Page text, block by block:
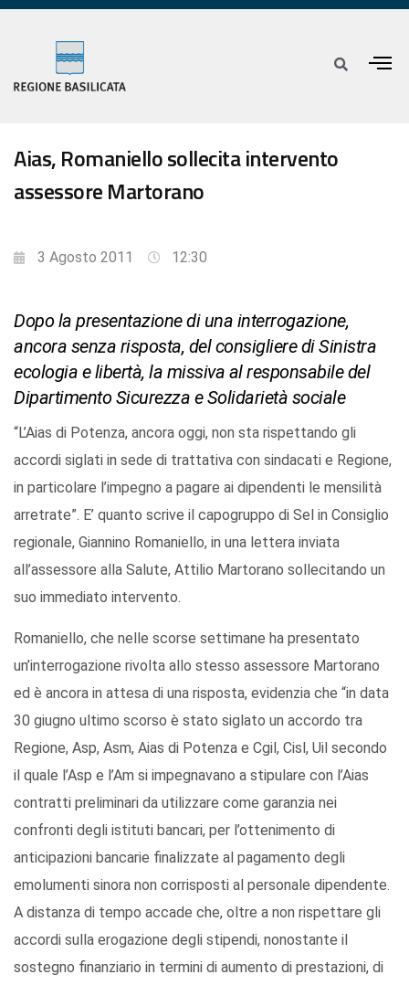
Aias, Romaniello sollecita intervento
assessore Martorano
3 Agosto 2011 12:30
Dopo la presentazione di una interrogazione,
ancora senza risposta, del consigliere di Sinistra
ecologia e libertà, la missiva al responsabile del
Dipartimento Sicurezza e Solidarietà sociale
“L’Aias di Potenza, ancora oggi, non sta rispettando gli
accordi siglati in sede di trattativa con sindacati e Regione,
in particolare l’impegno a pagare ai dipendenti le mensilità
arretrate”. E’ quanto scrive il capogruppo di Sel in Consiglio
regionale, Giannino Romaniello, in una lettera inviata
all’assessore alla Salute, Attilio Martorano sollecitando un
suo immediato intervento.
Romaniello, che nelle scorse settimane ha presentato
un’interrogazione rivolta allo stesso assessore Martorano
ed è ancora in attesa di una risposta, evidenzia che “in data
30 giugno ultimo scorso è stato siglato un accordo tra
Regione, Asp, Asm, Aias di Potenza e Cgil, Cisl, Uil secondo
il quale l’Asp e l’Am si impegnavano a stipulare con l’Aias
contratti preliminari da utilizzare come garanzia nei
confronti degli istituti bancari, per l’ottenimento di
anticipazioni bancarie finalizzate al pagamento degli
emolumenti sinora non corrisposti al personale dipendente.
A distanza di tempo accade che, oltre a non rispettare gli
accordi sulla erogazione degli stipendi, nonostante il
sostegno finanziario in termini di aumento di prestazioni, di